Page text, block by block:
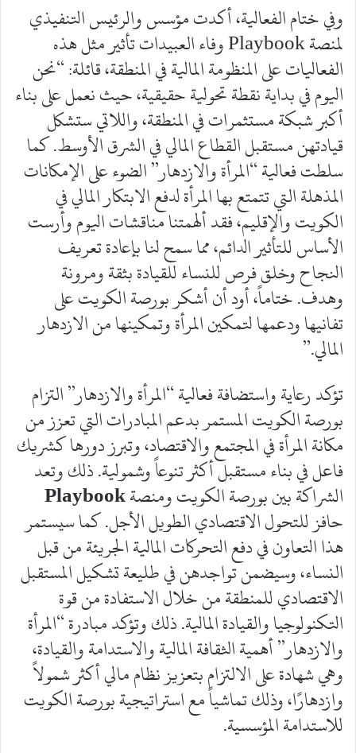
وفي ختام الفعالية، أكدت مؤسس والرئيس التنفيذي
لمنصة Playbook وفاء العبيدات تأثير مثل هذه
الفعاليات على المنظومة المالية في المنطقة، قائلة: “نحن
اليوم في بداية نقطة تحولية حقيقية، حيث نعمل على بناء
أكبر شبكة مستثمرات في المنطقة، واللاتي ستشكل
قيادتهن مستقبل القطاع المالي في الشرق الأوسط. كما
سلطت فعالية “المرأة والازدهار” الضوء على الإمكانات
المذهلة التي تتمتع بها المرأة لدفع الابتكار المالي في
الكويت والإقليم، فقد ألهمتنا مناقشات اليوم وأرست
الأساس للتأثير الدائم، مما سمح لنا بإعادة تعريف
النجاح وخلق فرص للنساء للقيادة بثقة ومرونة
وهدف. ختاماً، أود أن أشكر بورصة الكويت على
تفانيها ودعمها لتمكين المرأة وتمكينها من الازدهار
المالي.”
تؤكد رعاية واستضافة فعالية “المرأة والازدهار” التزام
بورصة الكويت المستمر بدعم المبادرات التي تعزز من
مكانة المرأة في المجتمع والاقتصاد، وتبرز دورها كشريك
فاعل في بناء مستقبل أكثر تنوعاً وشمولية. ذلك وتعد
الشراكة بين بورصة الكويت ومنصةPlaybook
حافز للتحول الاقتصادي الطويل الأجل. كما سيستمر
هذا التعاون في دفع التحركات المالية الجريئة من قبل
النساء، وسيضمن تواجدهن في طليعة تشكيل المستقبل
الاقتصادي للمنطقة من خلال الاستفادة من قوة
التكنولوجيا والقيادة المالية. ذلك وتؤكد مبادرة “المرأة
والازدهار” أهمية الثقافة المالية والاستدامة والقيادة،
وهي شهادة على الالتزام بتعزيز نظام مالي أكثر شمولاً
وازدهارًا، وذلك تماشياً مع استراتيجية بورصة الكويت
للاستدامة المؤسسية.